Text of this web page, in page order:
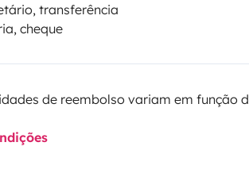
transferência
cheque
de reembolso variam em função